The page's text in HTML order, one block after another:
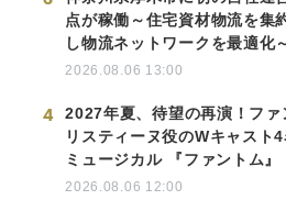
点が稼働～住宅資材物流を集
し物流ネットワークを最適化
2026.08.06 13:00
4
2027年夏、待望の再演！ファ
リスティーヌ役のWキャスト4
ミュージカル 『ファントム』
2026.08.06 12:00